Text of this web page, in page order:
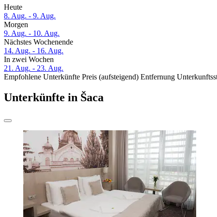
Heute
8. Aug. - 9. Aug.
Morgen
9. Aug. - 10. Aug.
Nächstes Wochenende
14. Aug. - 16. Aug.
In zwei Wochen
21. Aug. - 23. Aug.
Empfohlene Unterkünfte Preis (aufsteigend) Entfernung
Unterkünfte in Šaca